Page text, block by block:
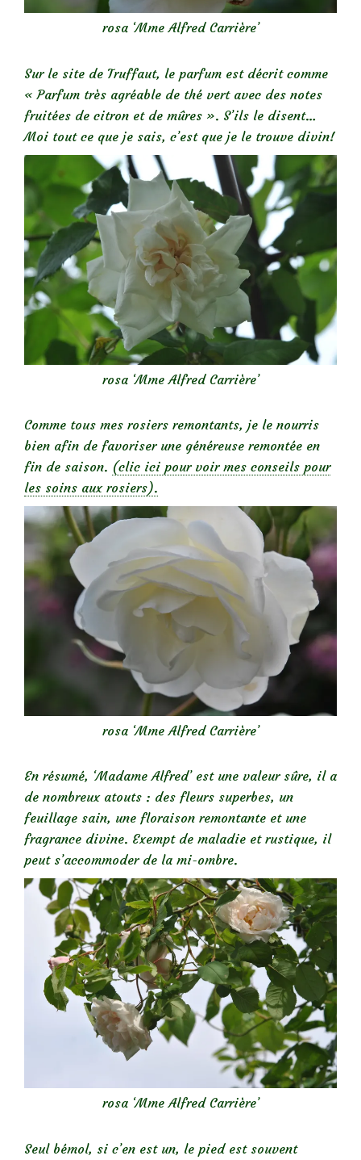
rosa ‘Mme Alfred Carrière’
Sur le site de Truffaut, le parfum est décrit comme
« Parfum très agréable de thé vert avec des notes
fruitées de citron et de mûres ». S’ils le disent…
Moi tout ce que je sais, c’est que je le trouve divin!
rosa ‘Mme Alfred Carrière’
Comme tous mes rosiers remontants, je le nourris
bien afin de favoriser une généreuse remontée en
fin de saison. (clic ici pour voir mes conseils pour
les soins aux rosiers).
rosa ‘Mme Alfred Carrière’
En résumé, ‘Madame Alfred’ est une valeur sûre, il a
de nombreux atouts : des fleurs superbes, un
feuillage sain, une floraison remontante et une
fragrance divine. Exempt de maladie et rustique, il
peut s’accommoder de la mi-ombre.
rosa ‘Mme Alfred Carrière’
Seul bémol, si c’en est un, le pied est souvent